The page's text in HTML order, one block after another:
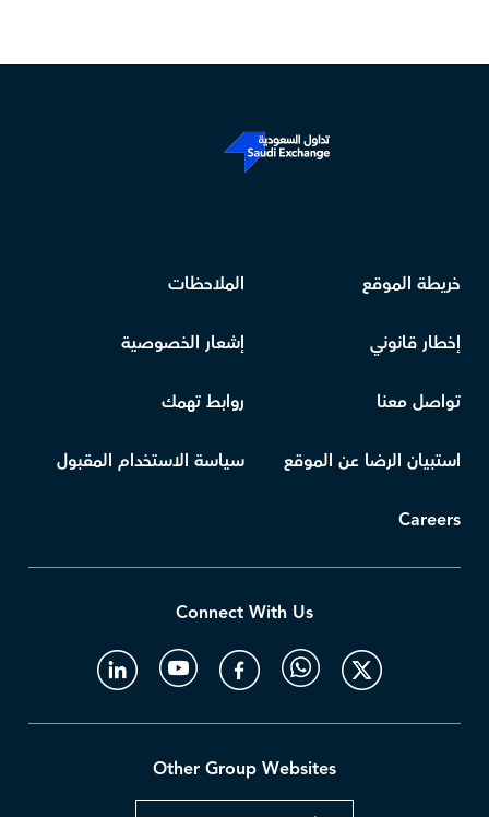
خريطة الموقع الملاحظات
إخطار قانوني إشعار الخصوصية
تواصل معنا روابط تهمك
استبيان الرضا عن الموقع سياسة الاستخدام المقبول
Careers
Connect With Us
Other Group Websites